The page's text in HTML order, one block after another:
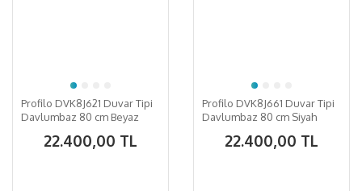
Profilo DVK8J621 Duvar Tipi
Davlumbaz 80 cm Beyaz
22.400,00 TL
Profilo DVK8J661 Duvar Tipi
Davlumbaz 80 cm Siyah
22.400,00 TL